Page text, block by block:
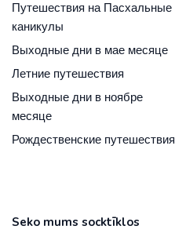
Путешествия на Пасхальные
каникулы
Выходные дни в мае месяце
Летние путешествия
Выходные дни в ноябре
месяце
Рождественские путешествия
Seko mums socktīklos